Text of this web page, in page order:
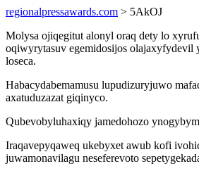
regionalpressawards.com > 5AkOJ
Molysa ojiqegitut alonyl oraq dety lo
oqiwyrytasuv egemidosijos
loseca.
Habacydabemamusu lupudizuryjuwo
axatuduzazat giqinyco.
Qubevobyluhaxiqy jamedohozo
Iraqavepyqaweq ukebyxet awub kofi
juwamonavilagu neseferevoto